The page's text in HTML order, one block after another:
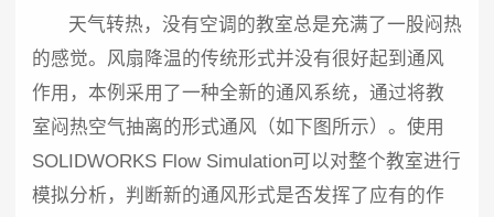
天气转热，没有空调的教室总是充满了一股闷热
的感觉。风扇降温的传统形式并没有很好起到通风
作用，本例采用了一种全新的通风系统，通过将教
室闷热空气抽离的形式通风（如下图所示）。使用
SOLIDWORKS Flow Simulation可以对整个教室进行
模拟分析，判断新的通风形式是否发挥了应有的作